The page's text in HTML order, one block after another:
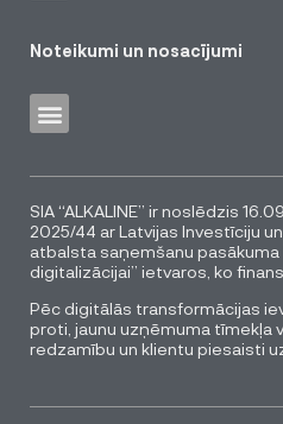
Noteikumi un nosacījumi
SIA “ALKALINE” ir noslēdzis
2025/44 ar Latvijas Investīciju
atbalsta saņemšanu
digitalizācijai” ietvaros, ko
Pēc digitālās transformācijas
proti, jaunu uzņēmuma tīmekļa
redzamību un klientu piesaisti